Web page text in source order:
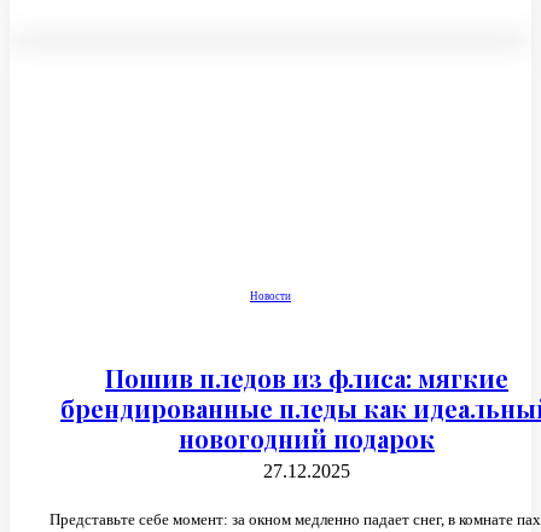
Новости
Пошив пледов из флиса: мягкие
брендированные пледы как
новогодний подарок
27.12.2025
Представьте себе момент: за окном медленно падает снег, в комнате